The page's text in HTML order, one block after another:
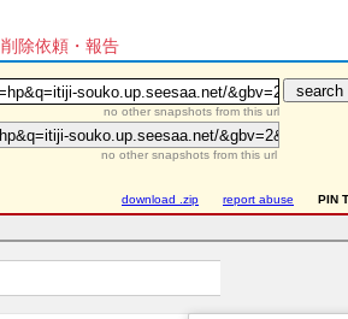
削除依頼・報告